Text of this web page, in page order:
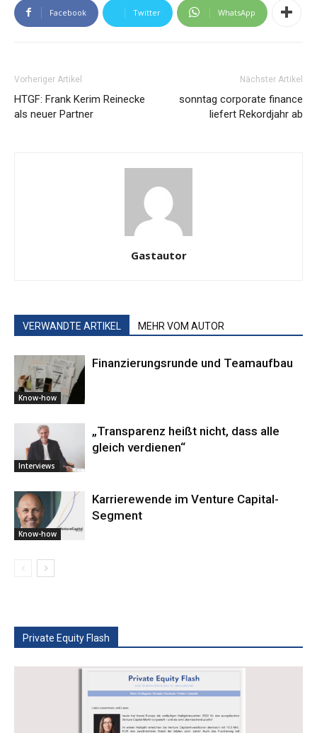
Facebook Twitter WhatsApp
Vorheriger Artikel
HTGF: Frank Kerim Reinecke
als neuer Partner
Nächster Artikel
sonntag corporate finance
liefert Rekordjahr ab
Gastautor
VERWANDTE ARTIKEL MEHR VOM AUTOR
Know-how
Finanzierungsrunde und Teamaufbau
Interviews
„Transparenz heißt nicht, dass alle
gleich verdienen“
Know-how
Karrierewende im Venture Capital-
Segment
Private Equity Flash